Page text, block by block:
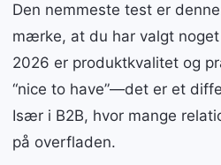
Den nemmeste test er
mærke, at du har valgt
2026 er produktkvalitet og
“nice to have”—det er et
Især i B2B, hvor mange
på overfladen.